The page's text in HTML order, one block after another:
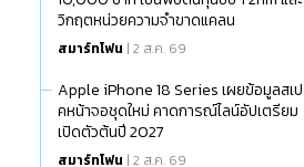
วิกฤตหน่วยความจำขาดแคลน
สมาร์ทโฟน | 2 ส.ค. 69
Apple iPhone 18 Series เผยข้อมูลสเป
คหน้าจอชุดใหม่ คาดการณ์ไลน์อัปเตรียม
เปิดตัวต้นปี 2027
สมาร์ทโฟน | 2 ส.ค. 69